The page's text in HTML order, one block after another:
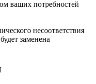
ваших потребностей
несоответствия
заменена